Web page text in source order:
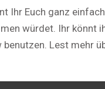
Ihr Euch ganz
würdet. Ihr könnt
benutzen. Lest mehr